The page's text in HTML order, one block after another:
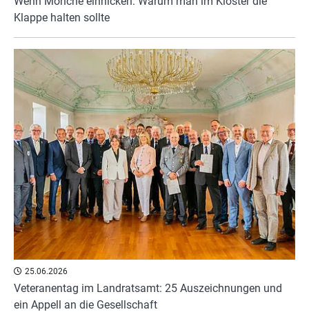
Klappe halten sollte
25.06.2026
Veteranentag im Landratsamt: 25 Auszeichnungen und
ein Appell an die Gesellschaft